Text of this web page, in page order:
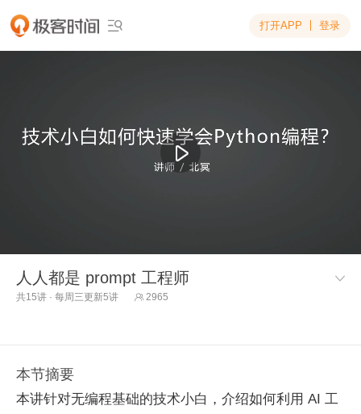
 打开APP 登录
人人都是 prompt 工程师 
共15讲 · 每周三更新5讲  2965
本节摘要
本讲针对无编程基础的技术小白，介绍如何利用 AI 工